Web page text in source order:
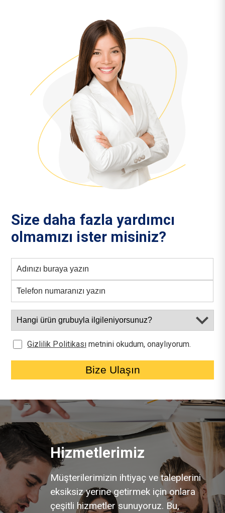
Size daha fazla yardımcı
olmamızı ister misiniz?
Gizlilik Politikasımetnini okudum, onaylıyorum.
Bize Ulaşın
Hizmetlerimiz
Müşterilerimizin ihtiyaç ve taleplerini
eksiksiz yerine getirmek için onlara
çeşitli hizmetler sunuyoruz. Bu,